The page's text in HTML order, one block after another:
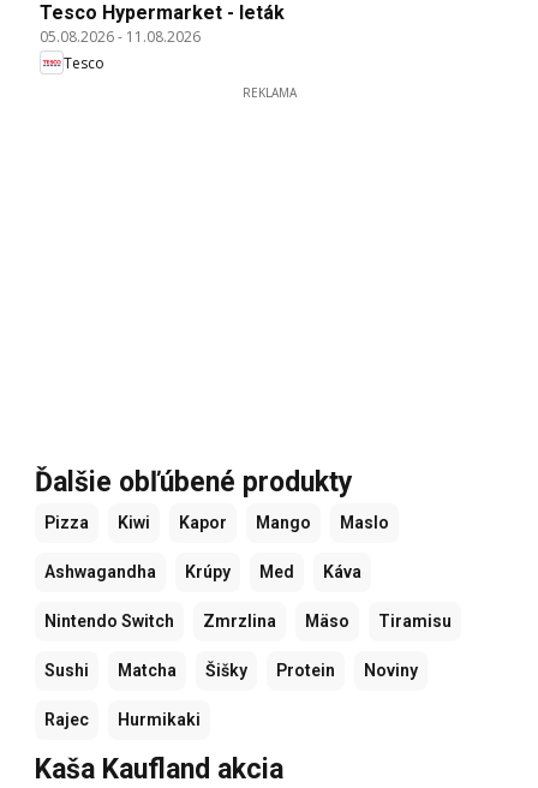
Tesco Hypermarket - leták
05.08.2026- 11.08.2026
Tesco
REKLAMA
Ďalšie obľúbené produkty
Pizza Kiwi Kapor Mango Maslo
Ashwagandha Krúpy Med Káva
Nintendo Switch Zmrzlina Mäso Tiramisu
Sushi Matcha Šišky Protein Noviny
Rajec Hurmikaki
Kaša Kaufland akcia